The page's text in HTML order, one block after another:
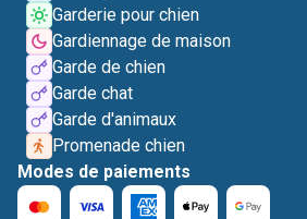
Garderie pour chien
Gardiennage de maison
Garde de chien
Garde chat
Garde d'animaux
Promenade chien
Modes de paiements